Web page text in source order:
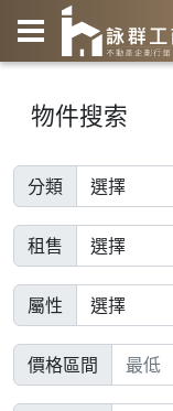
物件搜索
分類
租售
屬性
價格區間